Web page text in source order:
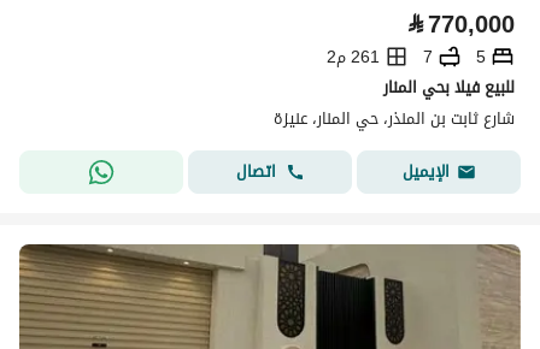
⃁770,000
5
7
261 م2
للبيع فيلا بحي المنار
شارع ثابت بن المنذر، حي المنار، عنيزة
الإيميل
اتصال